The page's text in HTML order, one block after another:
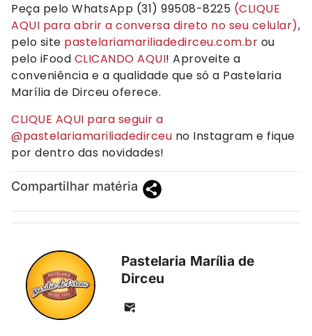
Peça pelo WhatsApp (31) 99508-8225 (CLIQUE
AQUI para abrir a conversa direto no seu celular),
pelo site pastelariamariliadedirceu.com.br ou
pelo iFood CLICANDO AQUI! Aproveite a
conveniência e a qualidade que só a Pastelaria
Marília de Dirceu oferece.
CLIQUE AQUI para seguir a
@pastelariamariliadedirceu no Instagram e fique
por dentro das novidades!
Compartilhar matéria
Pastelaria Marília de
Dirceu